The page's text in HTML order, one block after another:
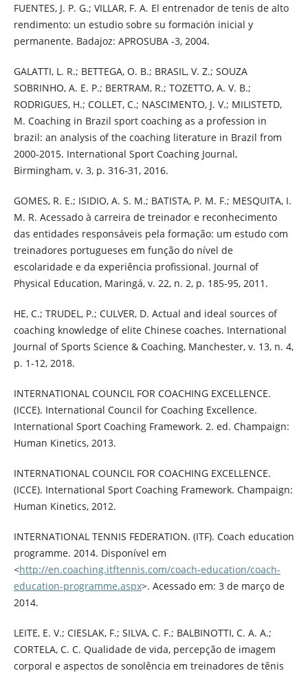
FUENTES, J. P. G.; VILLAR, F. A. El entrenador de tenis de alto
rendimento: un estudio sobre su formación inicial y
permanente. Badajoz: APROSUBA -3, 2004.
GALATTI, L. R.; BETTEGA, O. B.; BRASIL, V. Z.; SOUZA
SOBRINHO, A. E. P.; BERTRAM, R.; TOZETTO, A. V. B.;
RODRIGUES, H.; COLLET, C.; NASCIMENTO, J. V.; MILISTETD,
M. Coaching in Brazil sport coaching as a profession in
brazil: an analysis of the coaching literature in Brazil from
2000-2015. International Sport Coaching Journal,
Birmingham, v. 3, p. 316-31, 2016.
GOMES, R. E.; ISIDIO, A. S. M.; BATISTA, P. M. F.; MESQUITA, I.
M. R. Acessado à carreira de treinador e reconhecimento
das entidades responsáveis pela formação: um estudo com
treinadores portugueses em função do nível de
escolaridade e da experiência profissional. Journal of
Physical Education, Maringá, v. 22, n. 2, p. 185-95, 2011.
HE, C.; TRUDEL, P.; CULVER, D. Actual and ideal sources of
coaching knowledge of elite Chinese coaches. International
Journal of Sports Science & Coaching, Manchester, v. 13, n. 4,
p. 1-12, 2018.
INTERNATIONAL COUNCIL FOR COACHING EXCELLENCE.
(ICCE). International Council for Coaching Excellence.
International Sport Coaching Framework. 2. ed. Champaign:
Human Kinetics, 2013.
INTERNATIONAL COUNCIL FOR COACHING EXCELLENCE.
(ICCE). International Sport Coaching Framework. Champaign:
Human Kinetics, 2012.
INTERNATIONAL TENNIS FEDERATION. (ITF). Coach education
programme. 2014. Disponível em
<http://en.coaching.itftennis.com/coach-education/coach-
education-programme.aspx>. Acessado em: 3 de março de
2014.
LEITE, E. V.; CIESLAK, F.; SILVA, C. F.; BALBINOTTI, C. A. A.;
CORTELA, C. C. Qualidade de vida, percepção de imagem
corporal e aspectos de sonolência em treinadores de tênis